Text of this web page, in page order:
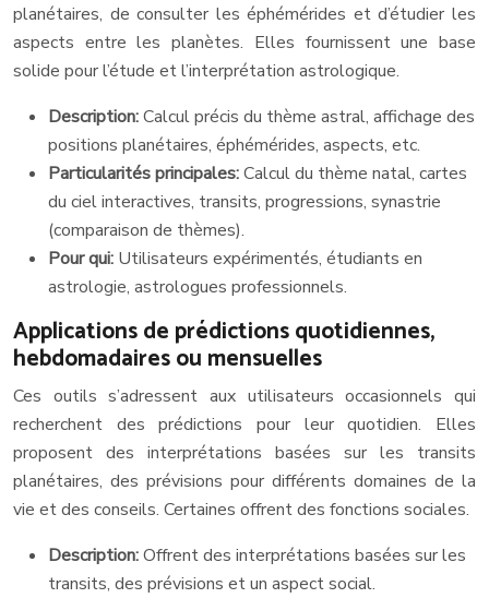
planétaires, de consulter les éphémérides et d’étudier les
aspects entre les planètes. Elles fournissent une base
solide pour l’étude et l’interprétation astrologique.
Description:Calcul précis du thème astral, affichage des
positions planétaires, éphémérides, aspects, etc.
Particularités principales:Calcul du thème natal, cartes
du ciel interactives, transits, progressions, synastrie
(comparaison de thèmes).
Pour qui: Utilisateurs expérimentés, étudiants en
astrologie, astrologues professionnels.
Applications de prédictions quotidiennes,
hebdomadaires ou mensuelles
Ces outils s’adressent aux utilisateurs occasionnels qui
recherchent des prédictions pour leur quotidien. Elles
proposent des interprétations basées sur les transits
planétaires, des prévisions pour différents domaines de la
vie et des conseils. Certaines offrent des fonctions sociales.
Description:Offrent des interprétations basées sur les
transits, des prévisions et un aspect social.